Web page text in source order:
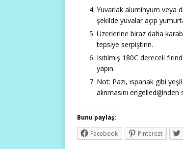
Yuvarlak aluminyum veya
şekilde yuvalar açıp
Üzerlerine biraz daha
tepsiye serpiştirin.
Isıtılmış 180C dereceli
yapın.
Not: Pazı, ıspanak gibi
alınmasını
Bunu paylaş:
Facebook
Pinterest